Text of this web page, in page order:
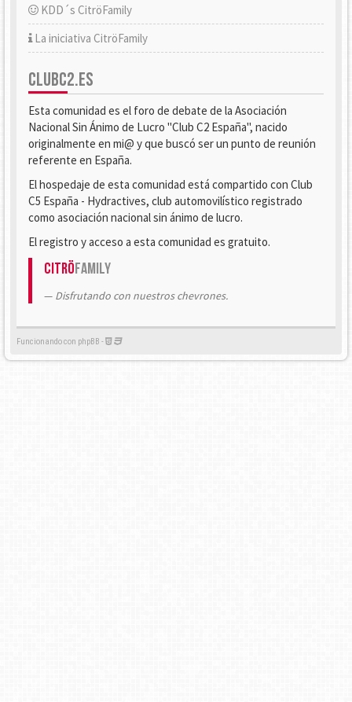
KDD´s CitröFamily
La iniciativa CitröFamily
CLUBC2.ES
Esta comunidad es el foro de debate de la Asociación
Nacional Sin Ánimo de Lucro "Club C2 España", nacido
originalmente en mi@ y que buscó ser un punto de reunión
referente en España.
El hospedaje de esta comunidad está compartido con Club
C5 España - Hydractives, club automovilístico registrado
como asociación nacional sin ánimo de lucro.
El registro y acceso a esta comunidad es gratuito.
CitröFamily
Disfrutando con nuestros chevrones.
Funcionando con phpBB -